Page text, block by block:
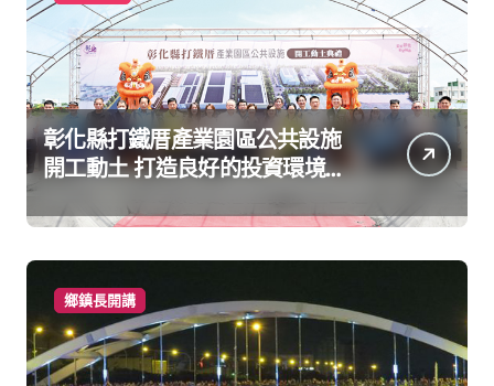
彰化縣打鐵厝產業園區公共設施
開工動土 打造良好的投資環境讓
鄉鎮長開講